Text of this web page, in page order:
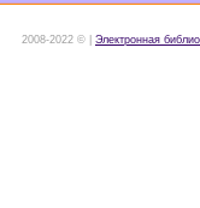
2008-2022 © | Электронная